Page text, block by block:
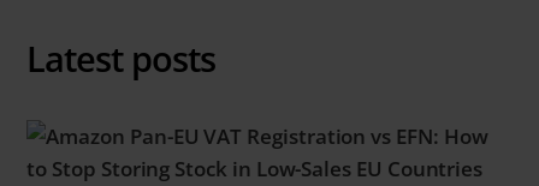
Latest posts